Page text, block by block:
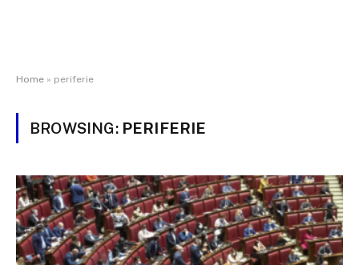
Home » periferie
BROWSING: PERIFERIE